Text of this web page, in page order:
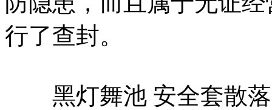
行了查封。
黑灯舞池 安全套散落